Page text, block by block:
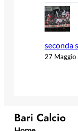
seconda
27 Maggio
Bari Calcio